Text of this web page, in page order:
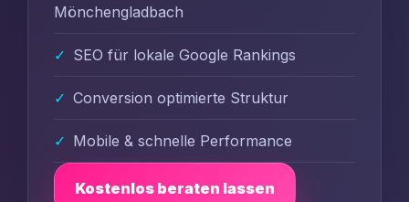
Mönchengladbach
SEO für lokale Google Rankings
Conversion optimierte Struktur
Mobile & schnelle Performance
Kostenlos beraten lassen